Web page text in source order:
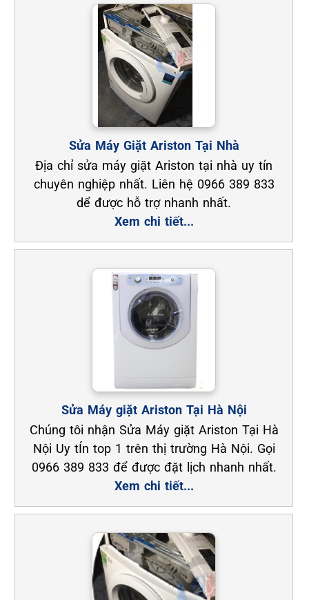
Sửa Máy Giặt Ariston Tại Nhà
Địa chỉ sửa máy giặt Ariston tại nhà uy tín
chuyên nghiệp nhất. Liên hệ 0966 389 833
dể được hỗ trợ nhanh nhất.
Xem chi tiết...
Sửa Máy giặt Ariston Tại Hà Nội
Chúng tôi nhận Sửa Máy giặt Ariston Tại Hà
Nội Uy tÍn top 1 trên thị trường Hà Nội. Gọi
0966 389 833 để được đặt lịch nhanh nhất.
Xem chi tiết...